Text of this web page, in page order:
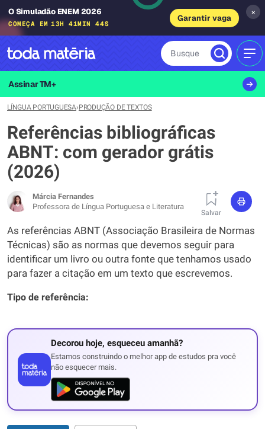
O Simuladão ENEM 2026
COMEÇA EM 13H 41MIN 43S
Garantir vaga
×
Busque
Assinar TM+
LÍNGUA PORTUGUESA›PRODUÇÃO DE TEXTOS
Referências bibliográficas
ABNT: com gerador grátis
(2026)
Márcia Fernandes
Professora de Língua Portuguesa e Literatura
Salvar
As referências ABNT (Associação Brasileira de Normas
Técnicas) são as normas que devemos seguir para
identificar um livro ou outra fonte que tenhamos usado
para fazer a citação em um texto que escrevemos.
Tipo de referência:
Decorou hoje, esqueceu amanhã?
Estamos construindo o melhor app de estudos pra você
não esquecer mais.